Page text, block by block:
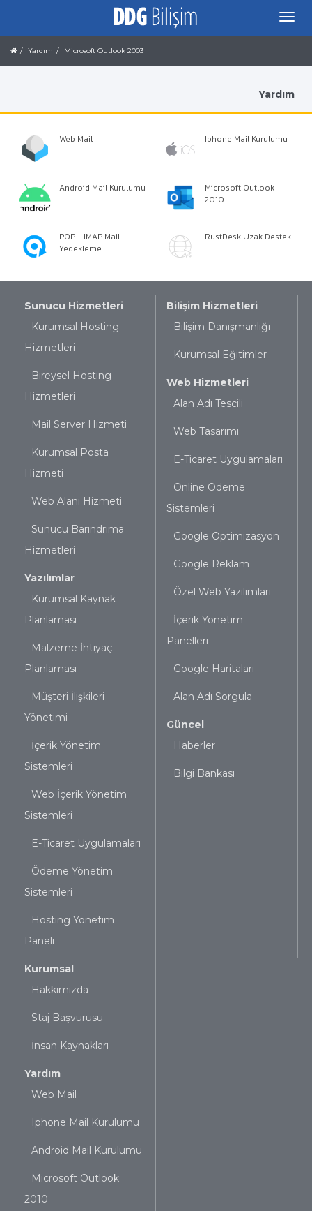
Yardım Microsoft Outlook 2003
Yardım
Web Mail Iphone Mail Kurulumu
Android Mail Kurulumu
Microsoft Outlook
2010
POP - IMAP Mail
Yedekleme
RustDesk Uzak Destek
Sunucu Hizmetleri
Kurumsal Hosting
Hizmetleri
Bireysel Hosting
Hizmetleri
Mail Server Hizmeti
Kurumsal Posta
Hizmeti
Web Alanı Hizmeti
Sunucu Barındrıma
Hizmetleri
Yazılımlar
Kurumsal Kaynak
Planlaması
Malzeme İhtiyaç
Planlaması
Müşteri İlişkileri
Yönetimi
İçerik Yönetim
Sistemleri
Web İçerik Yönetim
Sistemleri
E-Ticaret Uygulamaları
Ödeme Yönetim
Sistemleri
Hosting Yönetim
Paneli
Bilişim Hizmetleri
Bilişim Danışmanlığı
Kurumsal Eğitimler
Web Hizmetleri
Alan Adı Tescili
Web Tasarımı
E-Ticaret Uygulamaları
Online Ödeme
Sistemleri
Google Optimizasyon
Google Reklam
Özel Web Yazılımları
İçerik Yönetim
Panelleri
Google Haritaları
Alan Adı Sorgula
Güncel
Haberler
Bilgi Bankası
Kurumsal
Hakkımızda
Staj Başvurusu
İnsan Kaynakları
Yardım
Web Mail
Iphone Mail Kurulumu
Android Mail Kurulumu
Microsoft Outlook
2010